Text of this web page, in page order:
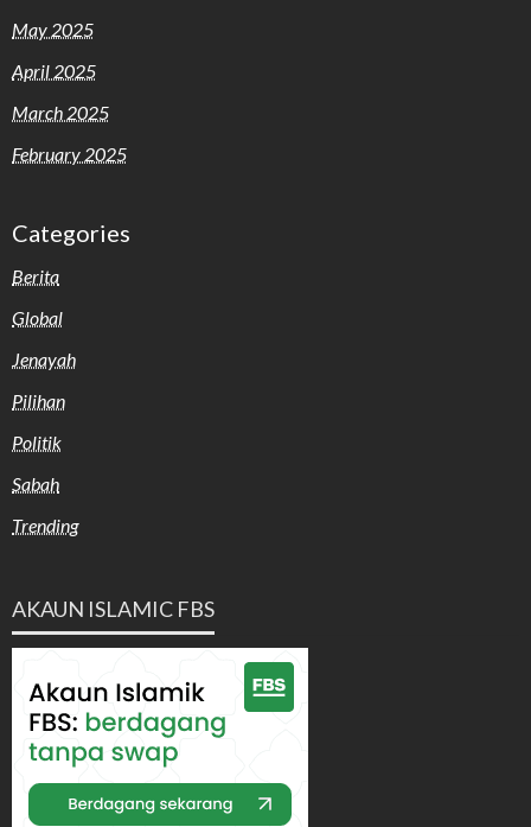
May 2025
April 2025
March 2025
February 2025
Categories
Berita
Global
Jenayah
Pilihan
Politik
Sabah
Trending
AKAUN ISLAMIC FBS